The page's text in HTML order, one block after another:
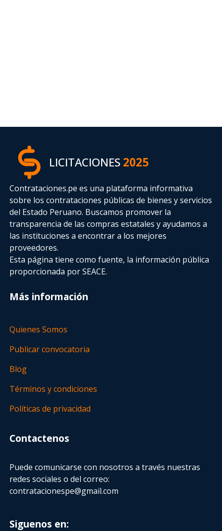
LICITACIONES2025
Contrataciones.pe es una plataforma informativa
sobre los contrataciones públicas de bienes y servicios
del Estado Peruano. Buscamos promover la
transparencia de las compras estatalesy ayudamos a
las instituciones a encontrar a los mejores
proveedores.
Esta página tiene como fuente, la información pública
proporcionada por SEACE.
Más información
Quienes Somos
Publicar convocatoria
Blog
Términos y condiciones
Políticas de privacidad
Contactenos
Puede comunicarse con nosotros a través nuestras
redes sociales o del correo:
contratacionespe@gmail.com
Siguenos en: